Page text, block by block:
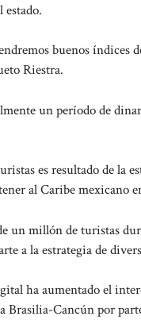
estado.
buenos
Riestra.
un período de
es resultado de la
al Caribe mexicano
un millón de turistas
a la estrategia de
ha aumentado el
Brasilia-Cancún por